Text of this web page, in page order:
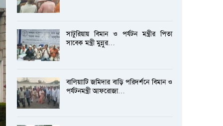
সাটুরিয়ায় বিমান ও পর্যটন মন্ত্রীর পিতা
সাবেক মন্ত্রী মুন্নুর…
বালিয়াাটি জমিদার বাড়ি পরিদর্শনে বিমান ও
পর্যটনমন্ত্রী আফরোজা…